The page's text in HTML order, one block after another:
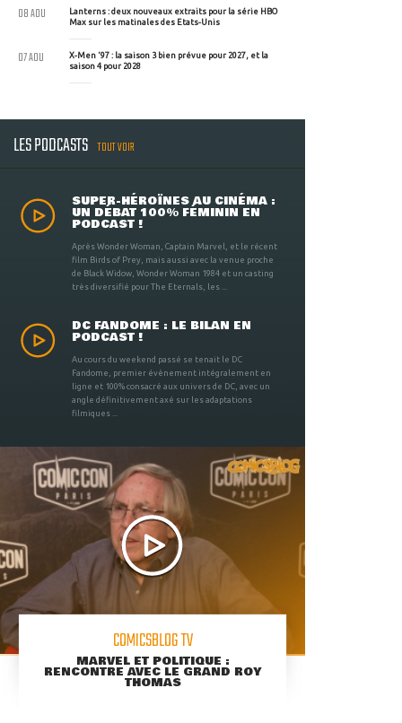
Lanterns : deux nouveaux extraits pour la série HBO
Max sur les matinales des Etats-Unis
08 AOU
X-Men '97 : la saison 3 bien prévue pour 2027, et la
saison 4 pour 2028
07 AOU
LES PODCASTS TOUT VOIR
SUPER-HÉROÏNES AU CINÉMA :
UN DÉBAT 100% FÉMININ EN
PODCAST !
Après Wonder Woman, Captain Marvel, et le récent
film Birds of Prey, mais aussi avec la venue proche
de Black Widow, Wonder Woman 1984 et un casting
très diversifié pour The Eternals, les ...
DC FANDOME : LE BILAN EN
PODCAST !
Au cours du weekend passé se tenait le DC
Fandome, premier évènement intégralement en
ligne et 100% consacré aux univers de DC, avec un
angle définitivement axé sur les adaptations
filmiques ...
COMICSBLOG TV
MARVEL ET POLITIQUE :
RENCONTRE AVEC LE GRAND ROY
THOMAS